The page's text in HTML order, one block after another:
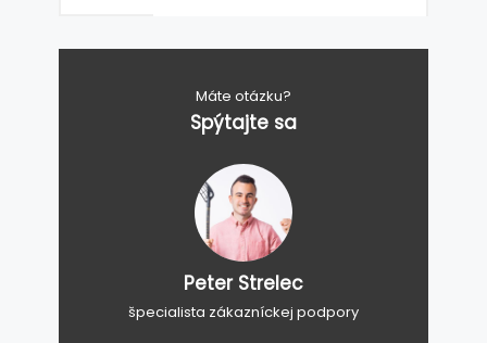
Máte otázku?
Spýtajte sa
Peter Strelec
špecialista zákazníckej podpory